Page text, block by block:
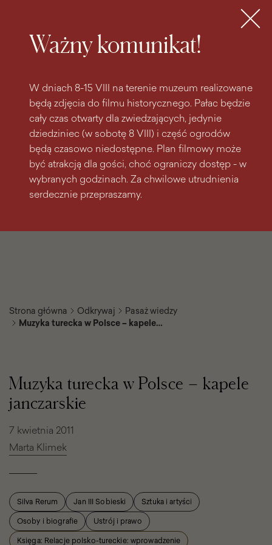
Ważny komunikat!
W dniach 8-15 VIII na terenie muzeum realizowane
będą zdjęcia do filmu historycznego. Pałac będzie
cały czas otwarty dla zwiedzających, jedynie
dziedziniec (w sobotę 8 VIII) i część ogrodów
będą czasowo niedostępne. Plan filmowy może
być atrakcją dla gości, choć ograniczy dostęp - w
wybranych godzinach. Za chwilowe utrudnienia
serdecznie przepraszamy.
MENU
Strona główna Odkrywaj
Pasaż wiedzy
Muzyka turecka w Polsce – kapele
w
Polsce
–
kapele
Muzyka turecka w Polsce – kapele
janczarskie
7 kwietnia 2011
Marta Klimek
Silva Rerum Jan III Sobieski
Sztuka i artyści
Osoby i biografie
Ustrój i prawo
Księga: Relacje polsko-tureckie: wprowadzenie